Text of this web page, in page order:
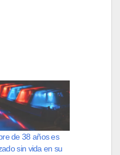
de 38 años es
sin vida en su